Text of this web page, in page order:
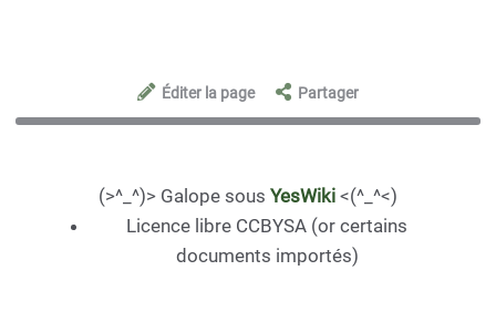
Éditer la page Partager
(>^_^)> Galope sous YesWiki <(^_^<)
Licence libre CCBYSA (or certains
documents importés)